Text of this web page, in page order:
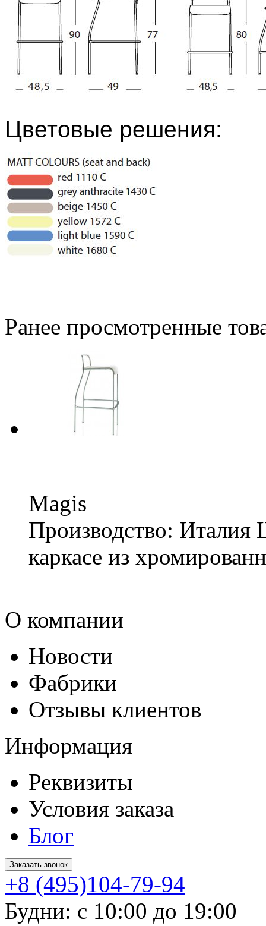
Цветовые решения:
Ранее просмотренные
Magis
Производство: Италия
каркасе из
О компании
Новости
Фабрики
Отзывы клиентов
Информация
Реквизиты
Условия заказа
Блог
Заказать звонок
+8 (495)104-79-94
Будни: с 10:00 до 19:00